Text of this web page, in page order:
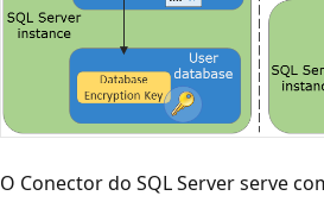
O Conector do SQL Server serve